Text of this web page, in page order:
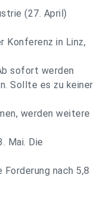
(27. April)
Konferenz in Linz,
sofort werden
Sollte es zu keiner
werden weitere
Mai. Die
nach 5,8